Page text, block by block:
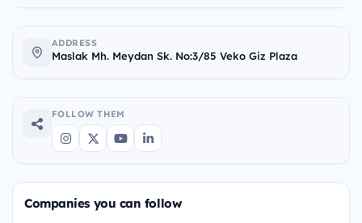
ADDRESS
Maslak Mh. Meydan Sk. No:3/85 Veko Giz Plaza
FOLLOW THEM
Companies you can follow